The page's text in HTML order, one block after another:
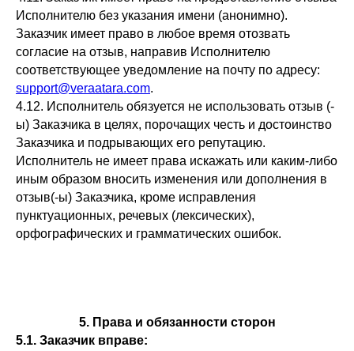
Исполнителю без указания имени (анонимно).
Заказчик имеет право в любое время отозвать
согласие на отзыв, направив Исполнителю
соответствующее уведомление на почту по адресу:
support@veraatara.com.
4.12. Исполнитель обязуется не использовать отзыв (-
ы) Заказчика в целях, порочащих честь и достоинство
Заказчика и подрывающих его репутацию.
Исполнитель не имеет права искажать или каким-либо
иным образом вносить изменения или дополнения в
отзыв(-ы) Заказчика, кроме исправления
пунктуационных, речевых (лексических),
орфографических и грамматических ошибок.
5. Права и обязанности сторон
5.1. Заказчик вправе: